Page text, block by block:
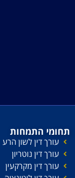
תחומי התמחות
עורך דין לשון הרע
עורך דין נוטריון
עורך דין מקרקעין